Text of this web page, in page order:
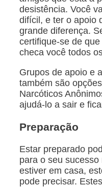
desistência. Você
difícil, e ter o apoio
grande diferença.
certifique-se de
checa você todos
Grupos de apoio e
também são
Narcóticos
ajudá-lo a sair e
Preparação
Estar preparado
para o seu
estiver em casa,
pode precisar.